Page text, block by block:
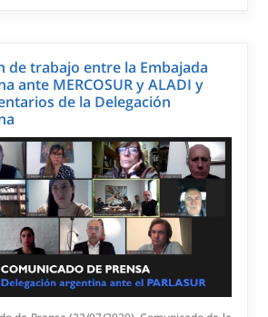
de trabajo entre la Embajada
ante MERCOSUR y ALADI y
de la Delegación